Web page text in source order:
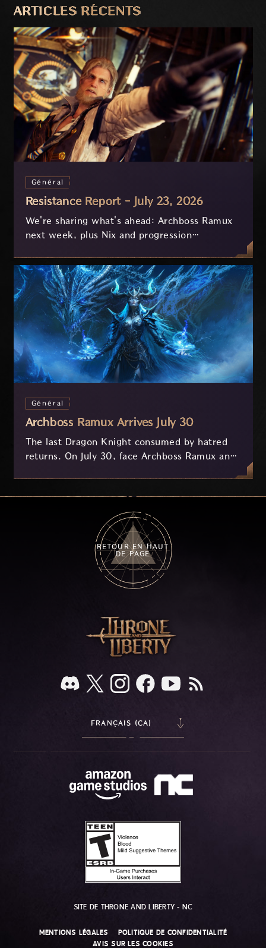
ARTICLES RÉCENTS
Général
Resistance Report - July 23, 2026
We're sharing what's ahead: Archboss Ramux
next week, plus Nix and progression
on your feedback.
Général
Archboss Ramux Arrives July 30
The last Dragon Knight consumed by hatred
returns. On July 30, face Archboss Ramux and
key combat mechanics, the Ballista, and the
new Archboss equipment that awaits.
RETOUR EN HAUT
DE PAGE
FRANÇAIS (CA)
SITE DE THRONE AND LIBERTY - NC
MENTIONS LÉGALES
POLITIQUE DE CONFIDENTIALITÉ
AVIS SUR LES COOKIES